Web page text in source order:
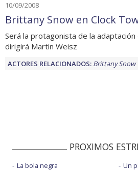
10/09/2008
Brittany Snow en Clock
Será la protagonista de la
dirigirá Martin Weisz
ACTORES RELACIONADOS: Brittany Snow
PROXIMOS
La bola negra
Un